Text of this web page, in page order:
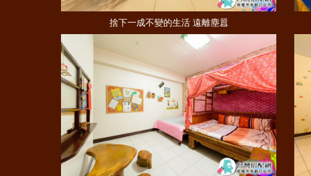
捨下一成不變的生活 遠離塵囂